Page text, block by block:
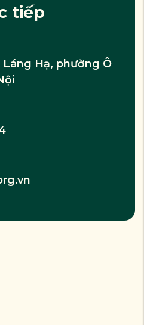
tiếp
Hạ, phường Ô